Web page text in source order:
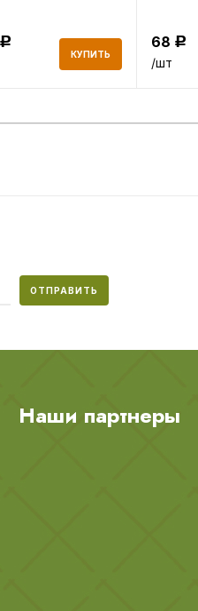
Р
КУПИТЬ
68 Р
/шт
ОТПРАВИТЬ
Наши партнеры